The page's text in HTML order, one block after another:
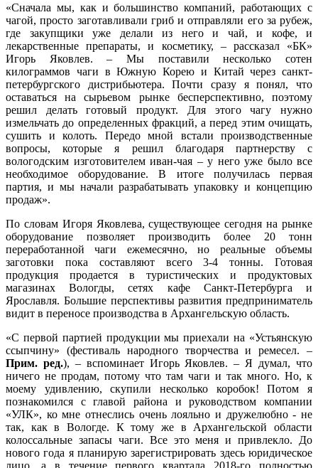
«Сначала мы, как и большинство компаний, работающих с
чагой, просто заготавливали гриб и отправляли его за рубеж,
где закупщики уже делали из него и чай, и кофе, и
лекарственные препараты, и косметику, – рассказал «БК»
Игорь Яковлев. – Мы поставили несколько сотен
килограммов чаги в Южную Корею и Китай через санкт-
петербургского дистрибьютера. Почти сразу я понял, что
оставаться на сырьевом рынке бесперспективно, поэтому
решил делать готовый продукт. Для этого чагу нужно
измельчать до определенных фракций, а перед этим очищать,
сушить и колоть. Передо мной встали производственные
вопросы, которые я решил благодаря партнерству с
вологодским изготовителем иван-чая – у него уже было все
необходимое оборудование. В итоге получилась первая
партия, и мы начали разрабатывать упаковку и концепцию
продаж».
По словам Игоря Яковлева, существующее сегодня на рынке
оборудование позволяет производить более 20 тонн
переработанной чаги ежемесячно, но реальные объемы
заготовки пока составляют всего 3-4 тонны. Готовая
продукция продается в туристических и продуктовых
магазинах Вологды, сетях кафе Санкт-Петербурга и
Ярославля. Большие перспективы развития предприниматель
видит в переносе производства в Архангельскую область.
«С первой партией продукции мы приехали на «Устьянскую
ссыпчину» (фестиваль народного творчества и ремесел. –
Прим. ред.), – вспоминает Игорь Яковлев. – Я думал, что
ничего не продам, потому что там чаги и так много. Но, к
моему удивлению, скупили несколько коробок! Потом я
познакомился с главой района и руководством компании
«УЛК», ко мне отнеслись очень лояльно и дружелюбно - не
так, как в Вологде. К тому же в Архангельской области
колоссальные запасы чаги. Все это меня и привлекло. До
нового года я планирую зарегистрировать здесь юридическое
лицо, а в течение первого квартала 2018-го полностью